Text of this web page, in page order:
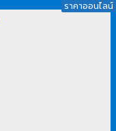
ราคาออนไลน์
ราคาออนไลน์